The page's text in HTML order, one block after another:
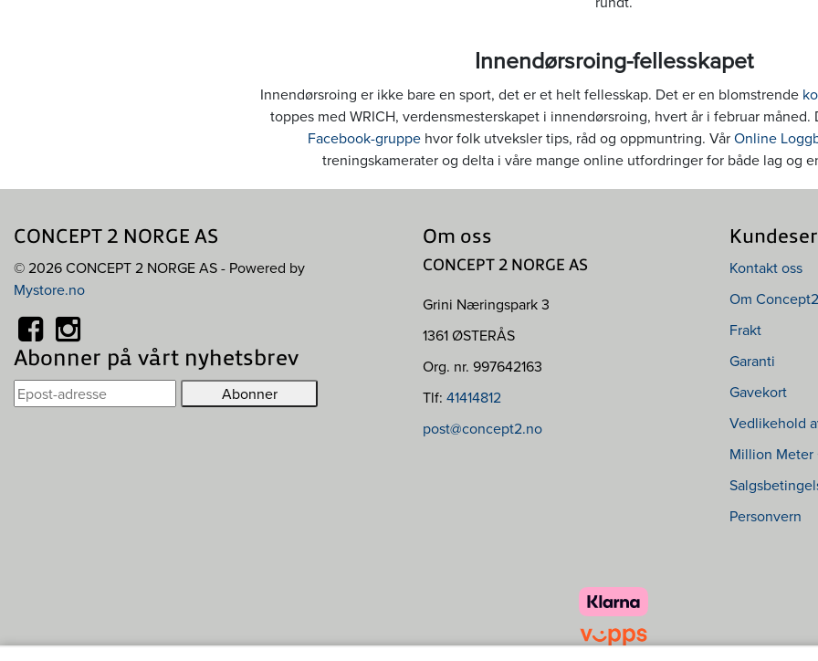
Innendørsroing-fellesskapet
Innendørsroing er ikke bare en sport, det er et helt fellesskap. Det er en blomstrende
toppes med WRICH, verdensmesterskapet i innendørsroing, hvert år i februar
Facebook-gruppehvor folk utveksler tips, råd og oppmuntring. VårOnline
treningskamerater og delta i våre mange online utfordringer for både lag og
CONCEPT 2 NORGE AS
© 2026 CONCEPT 2 NORGE AS - Powered by
Mystore.no
Abonner på vårt nyhetsbrev
Om oss
CONCEPT 2 NORGE AS
Grini Næringspark 3
1361 ØSTERÅS
Org. nr. 997642163
Tlf: 41414812
post@concept2.no
Kontakt oss
Om Concept2
Frakt
Garanti
Gavekort
Vedlikehold
Million Meter
Personvern